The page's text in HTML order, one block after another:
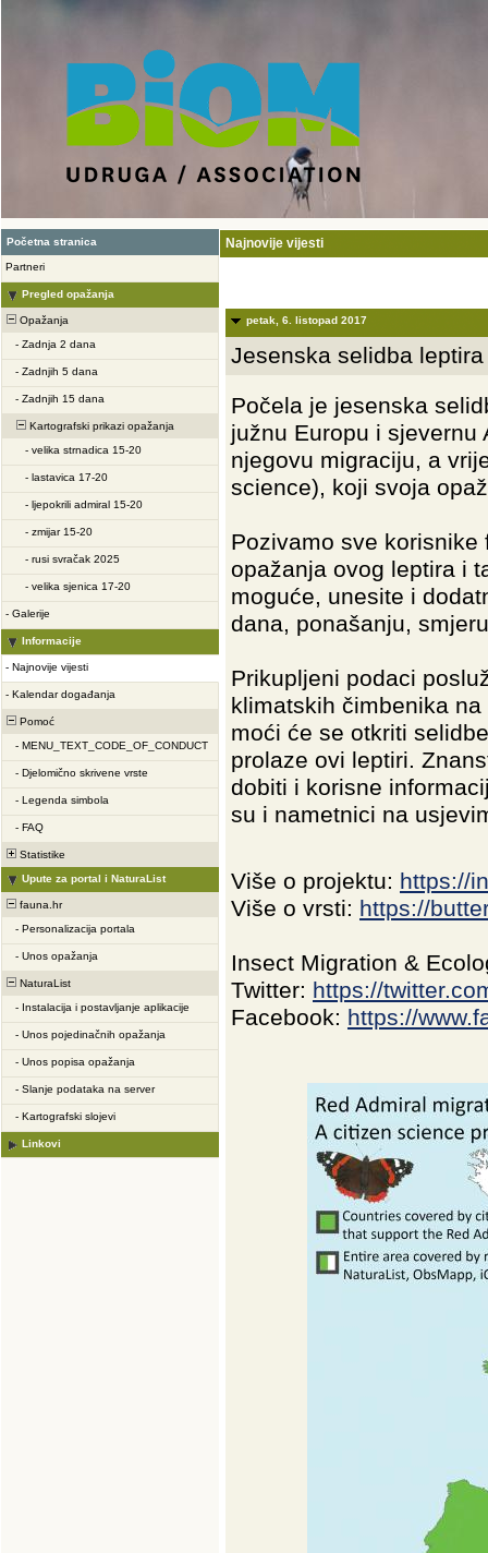
Početna stranica
Partneri
Pregled opažanja
Opažanja
- Zadnja 2 dana
- Zadnjih 5 dana
- Zadnjih 15 dana
Kartografski prikazi opažanja
- velika strnadica 15-20
- lastavica 17-20
- ljepokrili admiral 15-20
- zmijar 15-20
- rusi svračak 2025
- velika sjenica 17-20
- Galerije
Informacije
- Najnovije vijesti
- Kalendar događanja
Pomoć
- MENU_TEXT_CODE_OF_CONDUCT
- Djelomično skrivene vrste
- Legenda simbola
- FAQ
Statistike
Upute za portal i NaturaList
fauna.hr
- Personalizacija portala
- Unos opažanja
NaturaList
- Instalacija i postavljanje aplikacije
- Unos pojedinačnih opažanja
- Unos popisa opažanja
- Slanje podataka na server
- Kartografski slojevi
Linkovi
Najnovije vijesti
petak, 6. listopad 2017
Jesenska selidba
Počela je jesenska
južnu Europu i
njegovu migraciju, a
science), koji svoja
Pozivamo sve
opažanja ovog leptira i
moguće, unesite i
dana, ponašanju,
Prikupljeni podaci
klimatskih čimbenika
moći će se otkriti
prolaze ovi leptiri.
dobiti i korisne
su i nametnici na
Više o projektu: https://
Više o vrsti: https://
Insect Migration &
Twitter: https://
Facebook: https://